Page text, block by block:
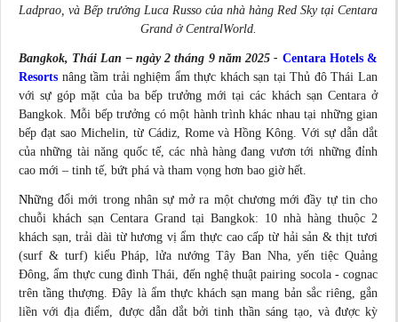
Ladprao, và Bếp trưởng Luca Russo của nhà hàng Red Sky tại Centara
Grand ở CentralWorld.
Bangkok, Thái Lan – ngày 2 tháng 9 năm 2025 - Centara Hotels &
Resorts nâng tầm trải nghiệm ẩm thực khách sạn tại Thủ đô Thái Lan
với sự góp mặt của ba bếp trưởng mới tại các khách sạn Centara ở
Bangkok. Mỗi bếp trưởng có một hành trình khác nhau tại những gian
bếp đạt sao Michelin, từ Cádiz, Rome và Hồng Kông. Với sự dẫn dắt
của những tài năng quốc tế, các nhà hàng đang vươn tới những đỉnh
cao mới – tinh tế, bứt phá và tham vọng hơn bao giờ hết.
Những đổi mới trong nhân sự mở ra một chương mới đầy tự tin cho
chuỗi khách sạn Centara Grand tại Bangkok: 10 nhà hàng thuộc 2
khách sạn, trải dài từ hương vị ẩm thực cao cấp từ hải sản & thịt tươi
(surf & turf) kiểu Pháp, lửa nướng Tây Ban Nha, yến tiệc Quảng
Đông, ẩm thực cung đình Thái, đến nghệ thuật pairing socola - cognac
trên tầng thượng. Đây là ẩm thực khách sạn mang bản sắc riêng, gắn
liền với địa điểm, được dẫn dắt bởi tinh thần sáng tạo, và được kỳ